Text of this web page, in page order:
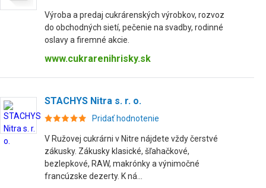
Výroba a predaj cukrárenských výrobkov, rozvoz
do obchodných sietí, pečenie na svadby, rodinné
oslavy a firemné akcie.
www.cukrarenihrisky.sk
STACHYS Nitra s. r. o.
Pridať hodnotenie
V Ružovej cukrárni v Nitre nájdete vždy čerstvé
zákusky. Zákusky klasické, šľahačkové,
bezlepkové, RAW, makrónky a výnimočné
francúzske dezerty. K ná...